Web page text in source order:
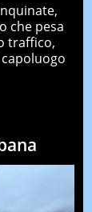
che pesa
traffico,